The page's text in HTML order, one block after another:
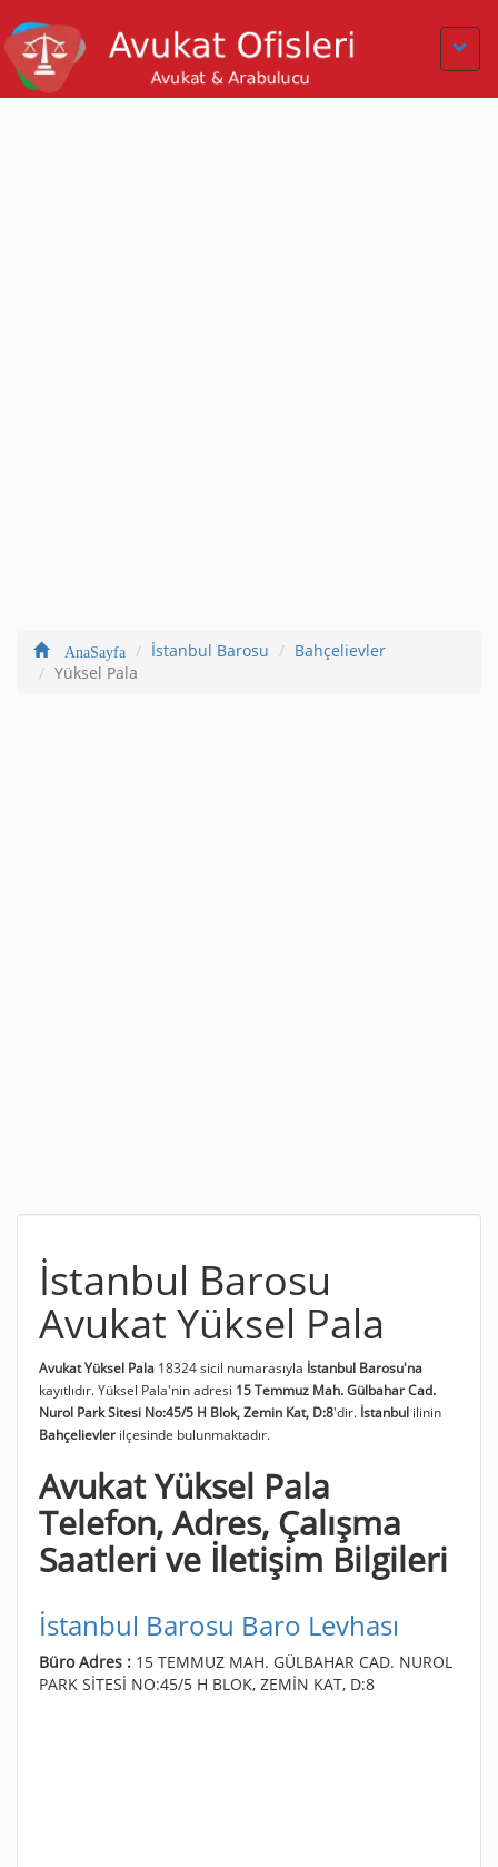
AnaSayfa İstanbul Barosu
Bahçelievler
Yüksel Pala
İstanbul Barosu
Avukat Yüksel Pala
Avukat Yüksel Pala 18324 sicil numarasıyla İstanbul Barosu'na
kayıtlıdır. Yüksel Pala'nin adresi 15 Temmuz Mah. Gülbahar Cad.
Nurol Park Sitesi No:45/5 H Blok, Zemin Kat, D:8'dir. İstanbul ilinin
Bahçelievler ilçesinde bulunmaktadır.
Avukat Yüksel Pala
Telefon, Adres, Çalışma
Saatleri ve İletişim Bilgileri
İstanbul Barosu Baro Levhası
Büro Adres : 15 TEMMUZ MAH. GÜLBAHAR CAD. NUROL
PARK SİTESİ NO:45/5 H BLOK, ZEMİN KAT, D:8